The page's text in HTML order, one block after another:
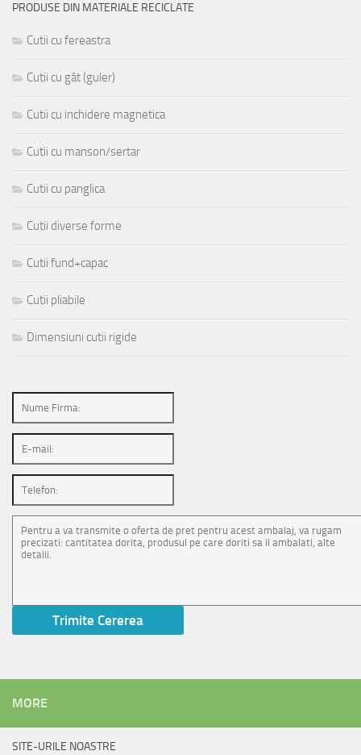
PRODUSE DIN MATERIALE RECICLATE
Cutii cu fereastra
Cutii cu gât (guler)
Cutii cu inchidere magnetica
Cutii cu manson/sertar
Cutii cu panglica
Cutii diverse forme
Cutii fund+capac
Cutii pliabile
Dimensiuni cutii rigide
MORE
SITE-URILE NOASTRE